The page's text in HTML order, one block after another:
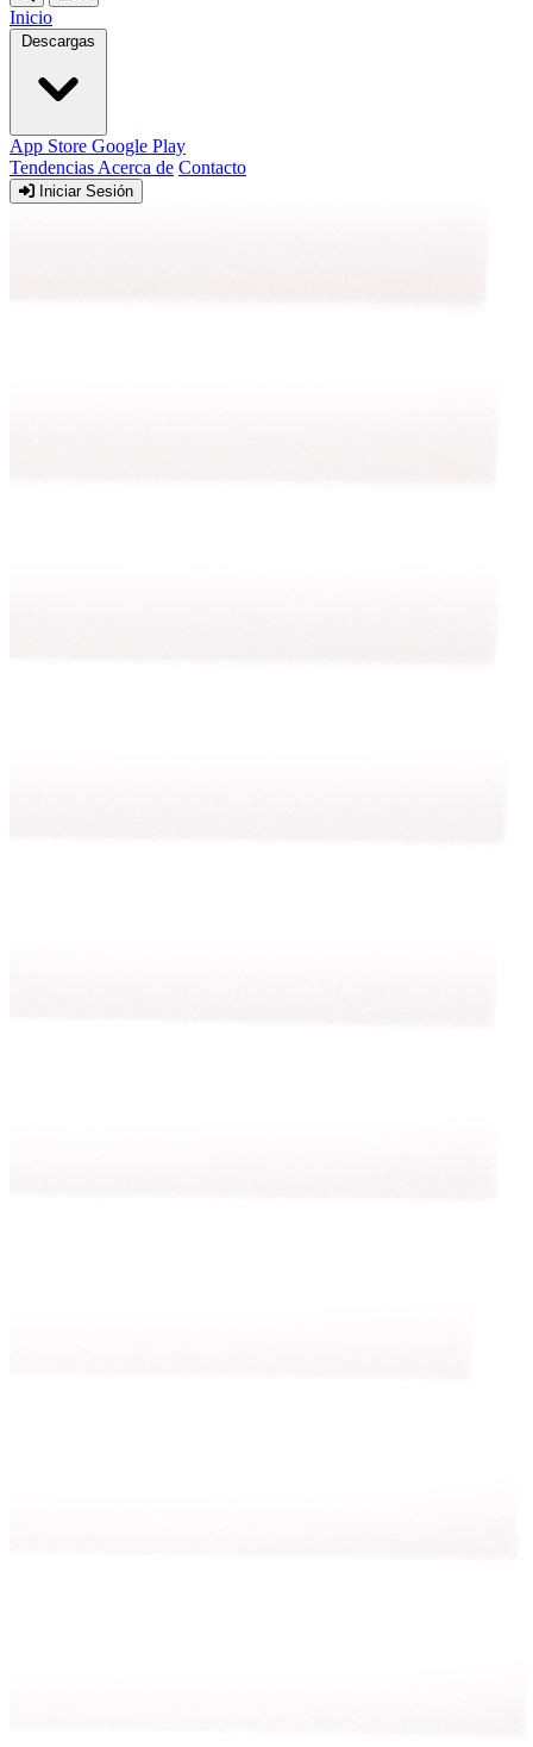
Inicio
Descargas
App Store Google Play
Tendencias Acerca de Contacto
Iniciar Sesión